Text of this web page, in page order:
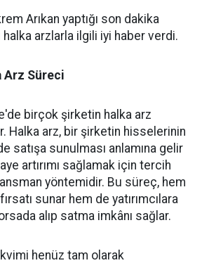
Arıkan yaptığı son dakika
halka arzlarla ilgili iyi haber verdi.
Arz Süreci
birçok şirketin halka arz
Halka arz, bir şirketin hisselerinin
satışa sunulması anlamına gelir
artırımı sağlamak için tercih
yöntemidir. Bu süreç, hem
sunar hem de yatırımcılara
alıp satma imkânı sağlar.
henüz tam olarak